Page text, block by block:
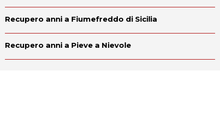
Recupero anni a Fiumefreddo di Sicilia
Recupero anni a Pieve a Nievole